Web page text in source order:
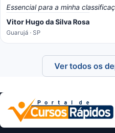
Essencial para a minha
Vitor Hugo da Silva Rosa
Guarujá · SP
Ver todos os